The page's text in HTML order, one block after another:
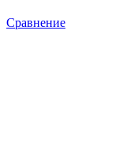
Сравнение